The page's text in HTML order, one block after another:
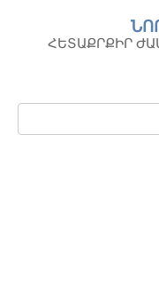
контентуՀԵՏԱՔՐՔԻՐ
Поиск: